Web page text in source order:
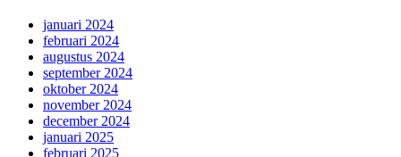
januari 2024
februari 2024
augustus 2024
september 2024
oktober 2024
november 2024
december 2024
januari 2025
februari 2025